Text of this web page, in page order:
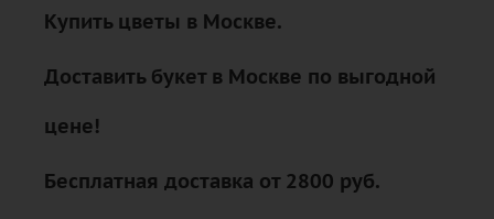
Купить цветы в Москве.
Доставить букет в Москве по выгодной
цене!
Бесплатная доставка от 2800 руб.